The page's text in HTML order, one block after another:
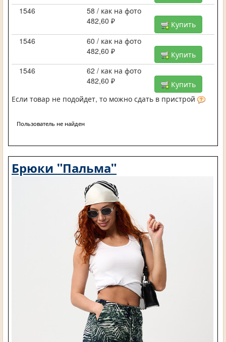
1546
58 / как на фото
482,60 ₽
Купить
1546
60 / как на фото
482,60 ₽
Купить
1546
62 / как на фото
482,60 ₽
Купить
Если товар не подойдет, то можно сдать в пристрой
Пользователь не найден
Брюки "Пальма"